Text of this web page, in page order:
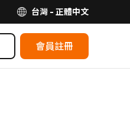
台灣 - 正體中文
會員註冊